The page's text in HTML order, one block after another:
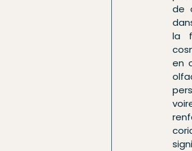
de
la
en